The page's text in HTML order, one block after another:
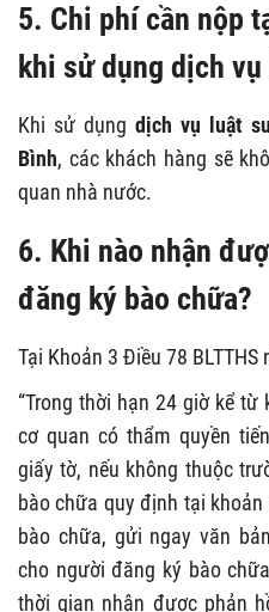
5. Chi phí cần nộp
khi sử dụng dịch
Khi sử dụng dịch vụ luật
Bình, các khách hàng sẽ
quan nhà nước.
6. Khi nào nhận
đăng ký bào chữa?
Tại Khoản 3 Điều 78
“Trong thời hạn 24 giờ kể
cơ quan có thẩm quyền
giấy tờ, nếu không thuộc
bào chữa quy định tại
bào chữa, gửi ngay văn
cho người đăng ký bào
thời gian nhận được phản